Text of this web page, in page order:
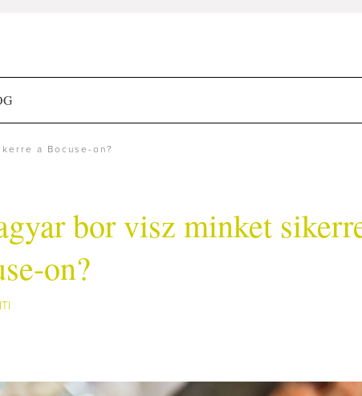
a Bocuse-on?
bor visz minket
on?